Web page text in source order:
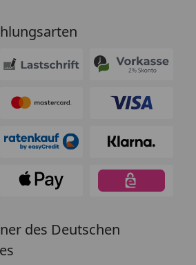
des Deutschen